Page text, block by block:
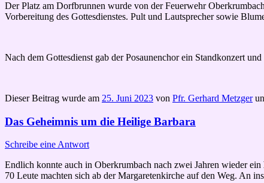
Der Platz am Dorfbrunnen wurde von der Feuerwehr
Vorbereitung des Gottesdienstes. Pult und Lautsprecher sowie
Nach dem Gottesdienst gab der Posaunenchor ein Standkonzert
Dieser Beitrag wurde am 25. Juni 2023 von Pfr. Gerhard Metzger
Das Geheimnis um die Heilige Barbara
Schreibe eine Antwort
Endlich konnte auch in Oberkrumbach nach zwei Jahren wieder ein
70 Leute machten sich ab der Margaretenkirche auf den Weg. An